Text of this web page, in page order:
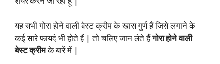
यह सभी गोरा होने वाली बेस्ट क्रीम के खास गुर्ण हैं जिसे लगाने के
कई सारे फायदे भी होते हैं | तो चलिए जान लेते हैंगोरा होने वाली
बेस्ट क्रीमके बारें में |